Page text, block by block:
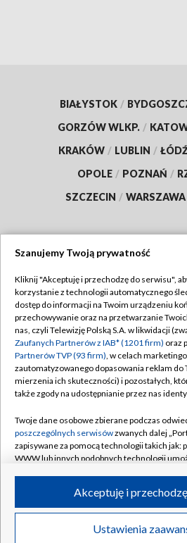
BIAŁYSTOK /
GORZÓW WLKP. /
KRAKÓW / LUBLIN /
OPOLE / POZNAŃ /
SZCZECIN / WARSZAWA
TVP
Abonament TVP
Emisja w TVP
Centrum informacji TVP
Naziemna Telewizja Cyfrowa
Rada Programowa
System NOS
Informacje o nadawcy
Program dla prasy
Regulamin
Polityka
Moje
Pomoc
Kontakt
Kanały
©2026 Telewizja Polska
Szanujemy Twoją prywatność
Kliknij "Akceptuję i przechodzę do serwisu",
korzystanie z technologii automatycznego
dostęp do informacji na Twoim urządzeniu
przechowywanie oraz na przetwarzanie
nas, czyli Telewizję Polską S.A. w likwidacji
Zaufanych Partnerów z IAB* (1201 firm) oraz
Partnerów TVP (93 firm), w celach
zautomatyzowanego dopasowania reklam do
mierzenia ich skuteczności) i pozostałych,
także zgody na udostępnianie przez nas
Twoje dane osobowe zbierane podczas
poszczególnych serwisówzwanych dalej
zapisywane za pomocą technologii takich jak:
WWW lub innych podobnych technologii
ruchu w Internecie.
Twoje dane osobowe zbierane podczas
poszczególnych serwisówna Portalu, takie
Ustawienia
Akceptuję i